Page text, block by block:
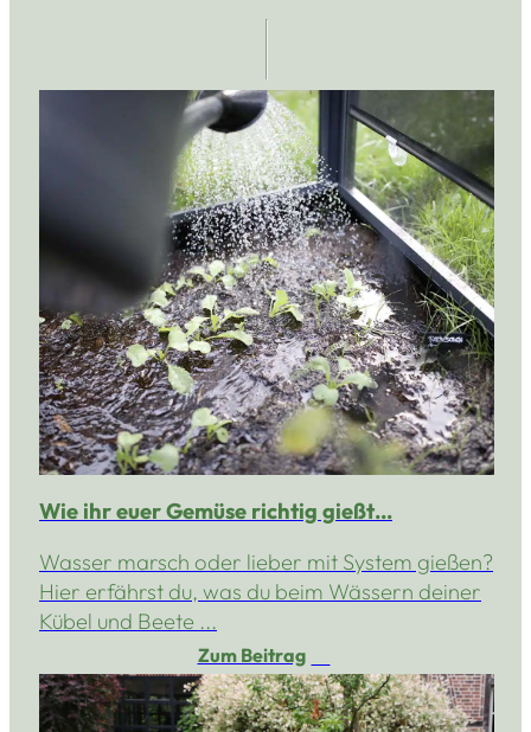
Wie ihr euer Gemüse richtig gießt…
Wasser marsch oder lieber mit System gießen?
Hier erfährst du, was du beim Wässern deiner
Kübel und Beete ...
Zum Beitrag